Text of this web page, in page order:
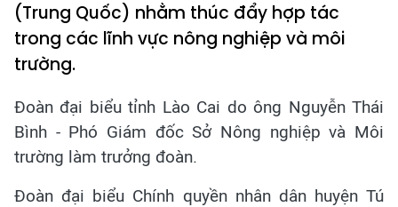
(Trung Quốc) nhằm thúc đẩy hợp tác
trong các lĩnh vực nông nghiệp và môi
trường.
Đoàn đại biểu tỉnh Lào Cai do ông Nguyễn Thái
Bình - Phó Giám đốc Sở Nông nghiệp và Môi
trường làm trưởng đoàn.
Đoàn đại biểu Chính quyền nhân dân huyện Tú